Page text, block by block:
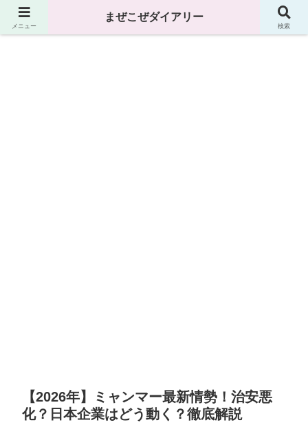
まぜこぜダイアリー
【2026年】ミャンマー最新情勢！治安悪
化？日本企業はどう動く？徹底解説
メニュー
まぜこぜダイアリー
検索